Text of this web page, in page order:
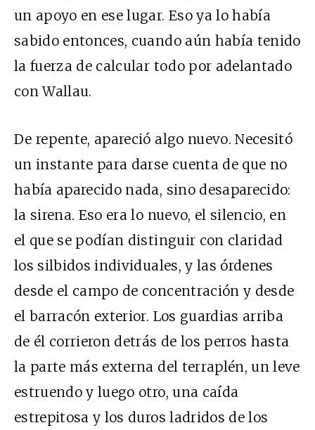
un apoyo en ese lugar. Eso ya lo había
sabido entonces, cuando aún había tenido
la fuerza de calcular todo por adelantado
con Wallau.
De repente, apareció algo nuevo. Necesitó
un instante para darse cuenta de que no
había aparecido nada, sino desaparecido:
la sirena. Eso era lo nuevo, el silencio, en
el que se podían distinguir con claridad
los silbidos individuales, y las órdenes
desde el campo de concentración y desde
el barracón exterior. Los guardias arriba
de él corrieron detrás de los perros hasta
la parte más externa del terraplén, un leve
estruendo y luego otro, una caída
estrepitosa y los duros ladridos de los